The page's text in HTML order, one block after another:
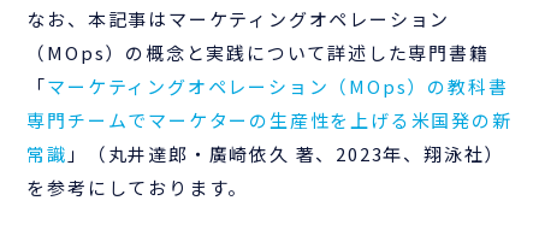
なお、本記事はマーケティングオペレーション
（MOps）の概念と実践について詳述した専門書籍
「マーケティングオペレーション（MOps）の教科書
専門チームでマーケターの生産性を上げる米国発の新
常識 」（丸井達郎・廣崎依久 著、2023年、翔泳社）
を参考にしております。